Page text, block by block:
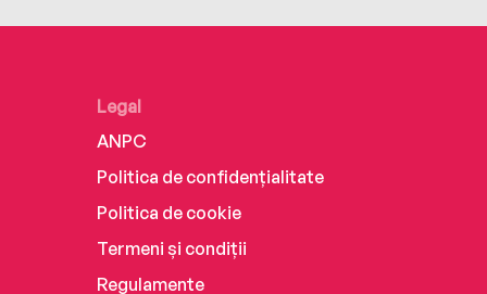
Legal
ANPC
Politica de confidențialitate
Politica de cookie
Termeni și condiții
Regulamente